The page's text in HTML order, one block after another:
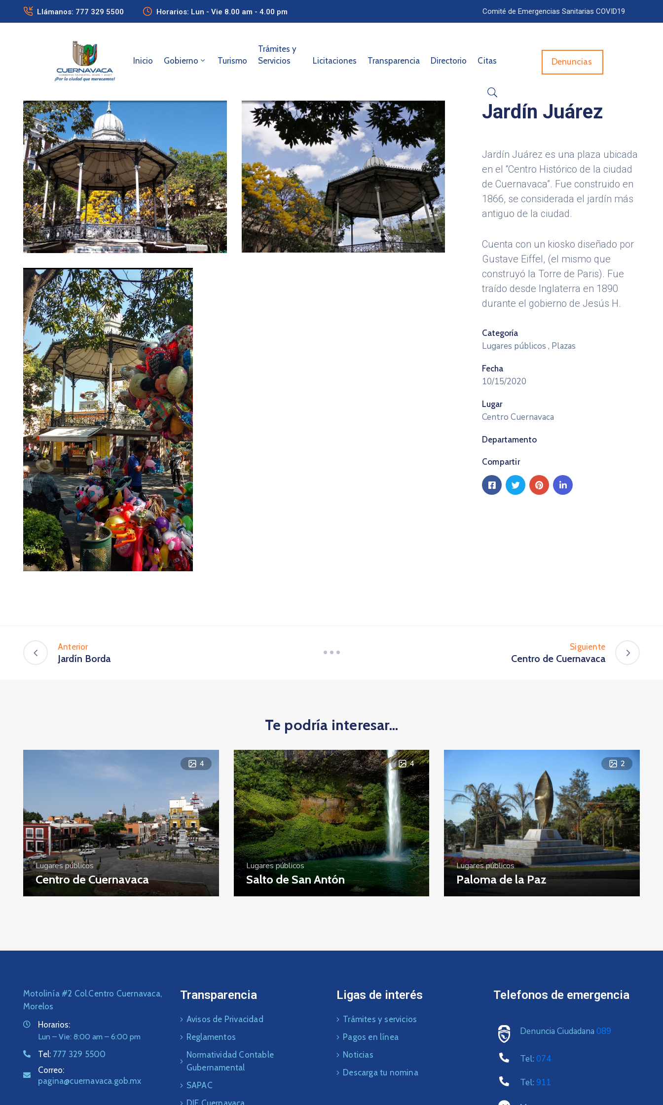
Llámanos: 777 329 5500 Horarios: Lun - Vie 8.00 am - 4.00 pm Comité de Emergencias Sanitarias COVID19
Inicio Gobierno Turismo
Trámites y
Servicios
Licitaciones Transparencia Directorio Citas Denuncias
Jardín Juárez
Jardín Juárez es una plaza ubicada
en el “Centro Histórico de la ciudad
de Cuernavaca”. Fue construido en
1866, se considerada el jardín más
antiguo de la ciudad.
Cuenta con un kiosko diseñado por
Gustave Eiffel, (el mismo que
construyó la Torre de Paris). Fue
traído desde Inglaterra en 1890
durante el gobierno de Jesús H.
Categoría
Lugares públicos , Plazas
Fecha
10/15/2020
Lugar
Centro Cuernavaca
Departamento
Compartir
Anterior
Jardín Borda
Siguiente
Centro de Cuernavaca
Te podría interesar...
4
Lugares públicos
Centro de Cuernavaca
4
Lugares públicos
Salto de San Antón
2
Lugares públicos
Paloma de la Paz
Motolinía #2 Col.Centro Cuernavaca,
Morelos
Horarios:
Lun – Vie: 8:00 am – 6:00 pm
Tel: 777 329 5500
Correo:
pagina@cuernavaca.gob.mx
Transparencia
Avisos de Privacidad
Reglamentos
Normatividad Contable
Gubernamental
SAPAC
Ligas de interés
Trámites y servicios
Pagos en línea
Noticias
Descarga tu nomina
Telefonos de emergencia
Denuncia Ciudadana 089
Tel: 074
Tel: 911